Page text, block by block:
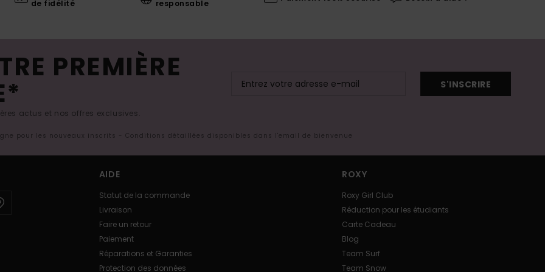
de fidélité
responsable
PREMIÈRE
actus et nos offres exclusives.
S'INSCRIRE
pour les nouveaux inscrits - Conditions détaillées disponibles dans l'email de bienvenue
AIDE
Statut de la commande
Livraison
Faire un retour
Paiement
Réparations et Garanties
Protection des données
ROXY
Roxy Girl Club
Réduction pour les étudiants
Carte Cadeau
Blog
Team Surf
Team Snow